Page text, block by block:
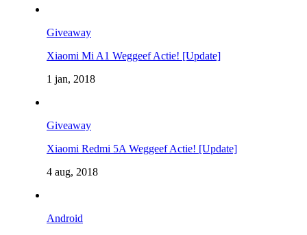
Giveaway
Xiaomi Mi A1 Weggeef Actie! [Update]
1 jan, 2018
Giveaway
Xiaomi Redmi 5A Weggeef Actie! [Update]
4 aug, 2018
Android